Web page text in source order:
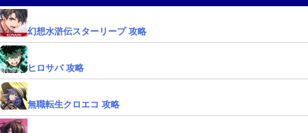
幻想水滸伝スターリープ 攻略
ヒロサバ 攻略
無職転生クロエコ 攻略